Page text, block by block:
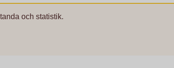
och statistik.